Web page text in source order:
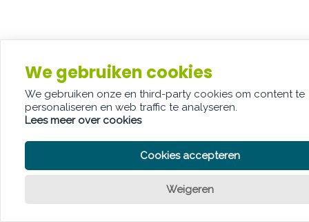
We gebruiken cookies
We gebruiken onze en third-party cookies om content te
personaliseren en web traffic te analyseren.
Lees meer over cookies
Cookies accepteren
Weigeren